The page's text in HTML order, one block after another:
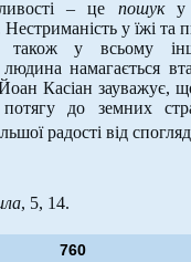
– це пошук у
у їжі та
також у всьому
намагається
Касіан зауважує,
до земних
радості від
, 5, 14.
760